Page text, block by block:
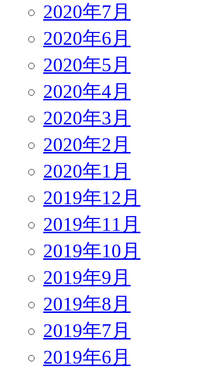
2020年7月
2020年6月
2020年5月
2020年4月
2020年3月
2020年2月
2020年1月
2019年12月
2019年11月
2019年10月
2019年9月
2019年8月
2019年7月
2019年6月